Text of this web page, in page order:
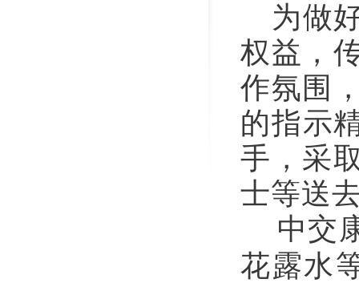
为做
权益，
作氛围
的指示
手，采
士等送
中交
花露水